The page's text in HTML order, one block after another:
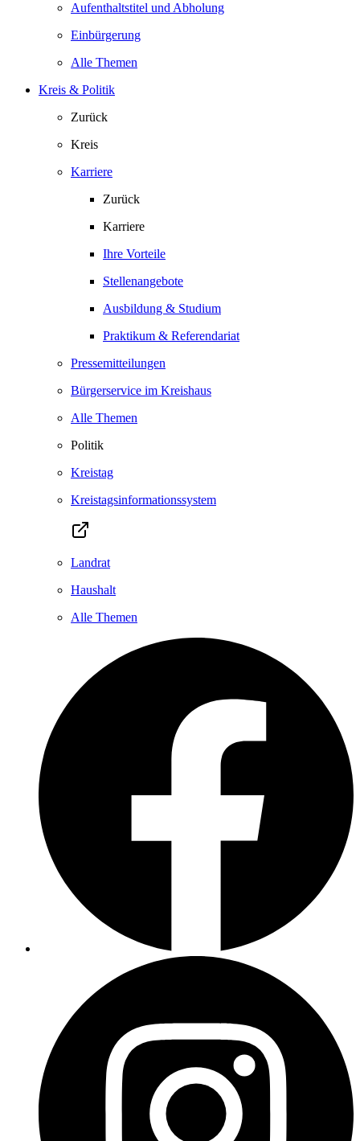
Aufenthaltstitel und Abholung
Einbürgerung
Alle Themen
Kreis & Politik
Zurück
Kreis
Karriere
Zurück
Karriere
Ihre Vorteile
Stellenangebote
Ausbildung & Studium
Praktikum & Referendariat
Pressemitteilungen
Bürgerservice im Kreishaus
Alle Themen
Politik
Kreistag
Kreistagsinformationssystem
Landrat
Haushalt
Alle Themen